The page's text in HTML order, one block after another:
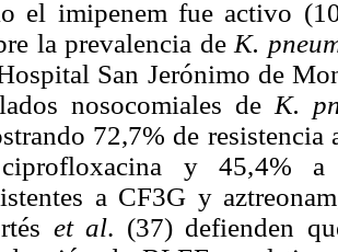
el imipenem fue activo
la prevalencia deK.
San Jerónimo de
nosocomiales de K.
72,7% de
y 45,4% a
a CF3G y
et al. (37) defienden